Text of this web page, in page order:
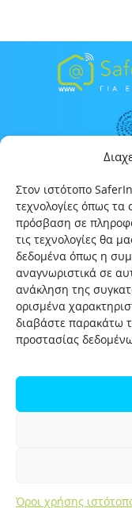
Στον ιστότοπο
τεχνολογίες όπως
πρόσβαση σε
τις τεχνολογίες θα
δεδομένα όπως η
αναγνωριστικά σε
ανάκληση της
ορισμένα
διαβάστε παρακάτω
προστασίας
Όροι χρήσης
Πολιτική
Πολιτική